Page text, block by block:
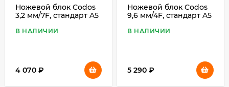
Ножевой блок Codos
3,2 мм/7F, стандарт A5
В НАЛИЧИИ
4 070 ₽
Ножевой блок Codos
9,6 мм/4F, стандарт A5
В НАЛИЧИИ
5 290 ₽